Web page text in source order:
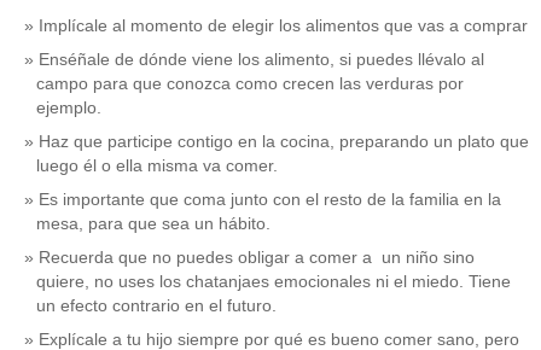
Implícale al momento de elegir los alimentos que vas a comprar
Enséñale de dónde viene los alimento, si puedes llévalo al
campo para que conozca como crecen las verduras por
ejemplo.
Haz que participe contigo en la cocina, preparando un plato que
luego él o ella misma va comer.
Es importante que coma junto con el resto de la familia en la
mesa, para que sea un hábito.
Recuerda que no puedes obligar a comer a un niño sino
quiere, no uses los chatanjaes emocionales ni el miedo. Tiene
un efecto contrario en el futuro.
Explícale a tu hijo siempre por qué es bueno comer sano, pero